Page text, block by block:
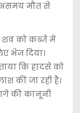
मौत से
शव को कब्जे में
भेज दिया।
कि हादसे को
की जा रही है।
की कानूनी